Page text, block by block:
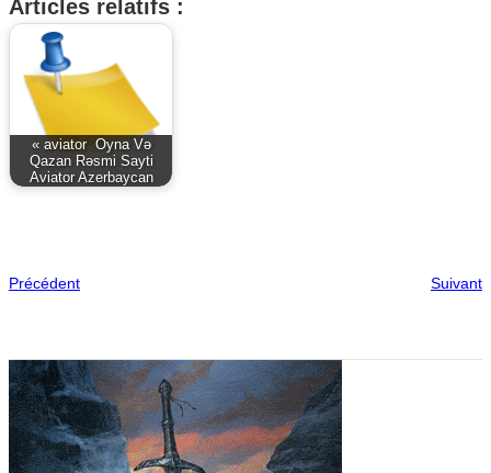
Articles relatifs :
« aviator ️ Oyna Və
Qazan Rəsmi Sayti
Aviator Azerbaycan
Précédent Suivant